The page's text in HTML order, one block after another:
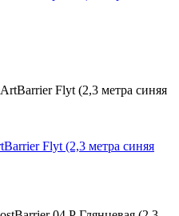
Flyt (2,3 метра синяя